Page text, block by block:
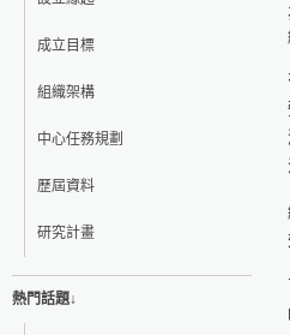
成立目標
組織架構
中心任務規劃
歷屆資料
研究計畫
熱門話題↓